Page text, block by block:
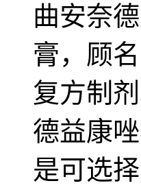
曲安奈
膏，顾
复方制
德益康
是可选